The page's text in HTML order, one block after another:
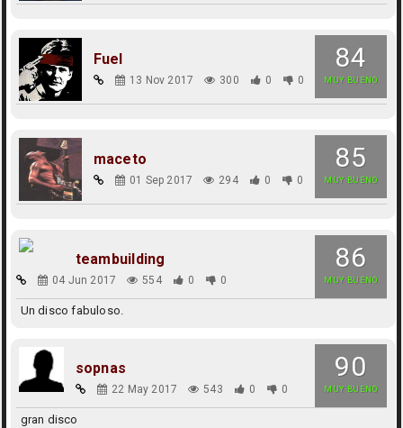
84
MUY BUENO
Fuel
13 Nov 2017 300 0 0
85
MUY BUENO
maceto
01 Sep 2017 294 0 0
86
MUY BUENO
teambuilding
04 Jun 2017 554 0 0
Un disco fabuloso.
90
MUY BUENO
sopnas
22 May 2017 543 0 0
gran disco